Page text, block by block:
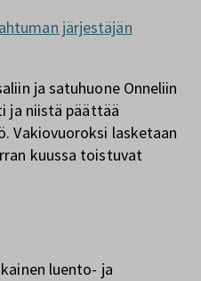
järjestäjän
ja satuhuone Onneliin
ja niistä päättää
Vakiovuoroksi lasketaan
kuussa toistuvat
luento- ja